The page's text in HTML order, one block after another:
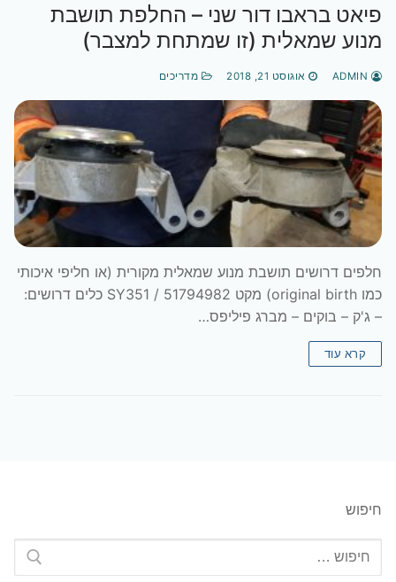
פיאט בראבו דור שני – החלפת תושבת
מנוע שמאלית (זו שמתחת למצבר)
אוגוסט 21, 2018 מדריכים
חלפים דרושים תושבת מנוע שמאלית מקורית (או חליפי איכותי
כמו original birth) מקט 51794982 / SY351 כלים דרושים:
– ג'ק – בוקים – מברג פיליפס…
קרא עוד
חיפוש
חפש: